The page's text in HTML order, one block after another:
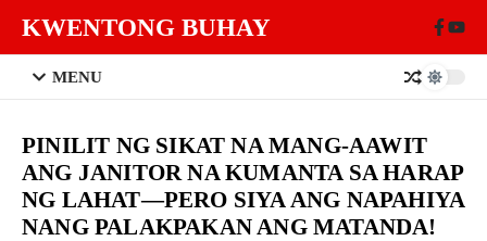
KWENTONG BUHAY
MENU
PINILIT NG SIKAT NA MANG-AAWIT
ANG JANITOR NA KUMANTA SA HARAP
NG LAHAT—PERO SIYA ANG NAPAHIYA
NANG PALAKPAKAN ANG MATANDA!